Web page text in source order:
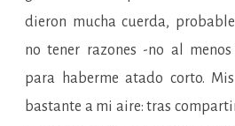
dieron mucha cuerda,
no tener razones -no al
para haberme atado corto.
bastante a mi aire: tras